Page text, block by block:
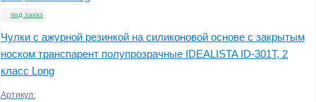
под заказ
Чулки с ажурной резинкой на силиконовой основе с закрытым
носком транспарент полупрозрачные IDEALISTA ID-301T, 2
класс Long
Артикул: